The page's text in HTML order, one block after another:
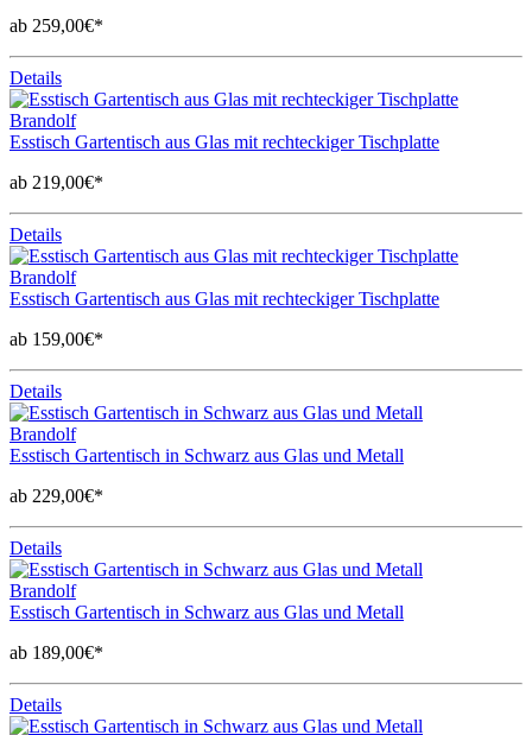
ab 259,00€*
Details
Brandolf
Esstisch Gartentisch aus Glas mit rechteckiger Tischplatte
ab 219,00€*
Details
Brandolf
Esstisch Gartentisch aus Glas mit rechteckiger Tischplatte
ab 159,00€*
Details
Brandolf
Esstisch Gartentisch in Schwarz aus Glas und Metall
ab 229,00€*
Details
Brandolf
Esstisch Gartentisch in Schwarz aus Glas und Metall
ab 189,00€*
Details